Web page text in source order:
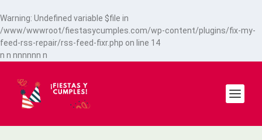
Warning: Undefined variable $file in
/www/wwwroot/fiestasycumples.com/wp-content/plugins/fix-my-
feed-rss-repair/rss-feed-fixr.php on line 14
n n nnnnnn n